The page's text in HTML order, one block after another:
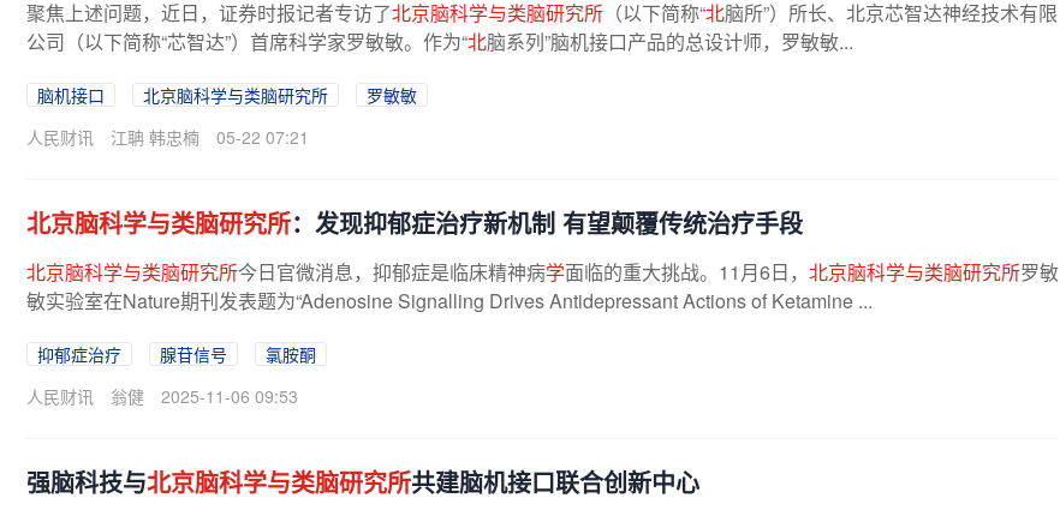
聚焦上述问题，近日，证券时报记者专访了北京脑科学与类脑研究所 （以下简称“北脑所”）所长、北京芯智达神经技术有限
公司（以下简称“芯智达”）首席科学家罗敏敏。作为“北脑系列”脑机接口产品的总设计师，罗敏敏...
脑机接口 北京脑科学与类脑研究所
罗敏敏
人民财讯
江聃 韩忠楠 05-22 07:21
北京脑科学与类脑研究所：发现抑郁症治疗新机制 有望颠覆传统治疗手段
北京脑科学与类脑研究所今日官微消息，抑郁症是临床精神病学面临的重大挑战。11月6日， 北京脑科学与类脑研究所罗敏
敏实验室在Nature期刊发表题为“Adenosine Signalling Drives Antidepressant Actions of Ketamine ...
抑郁症治疗 腺苷信号
氯胺酮
人民财讯
翁健 2025-11-06 09:53
强脑科技与北京脑科学与类脑研究所共建脑机接口联合创新中心